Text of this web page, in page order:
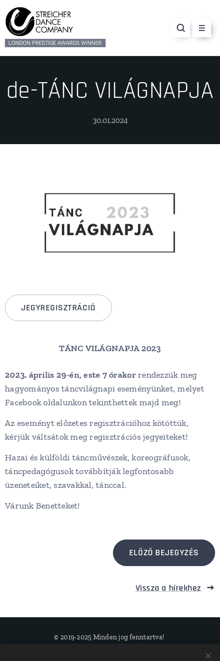
LONDON PRESTIGE AWARDS WINNER
de-TÁNC VILÁGNAPJA
30.01.2024
JEGYREGISZTRÁCIÓ
TÁNC VILÁGNAPJA 2023
2023. április 29-én, este 7 órakorrendezzük meg
hagyományos táncvilágnapi eseményünket, melyet
Facebook oldalunkon tekinthettek majd meg!
Az eseményt előzetes regisztrációhoz kötöttük,
kérjük váltsátok meg regisztrációs jegyeiteket!
Hazai és külföldi táncművészek, koreográfusok,
táncpedagógusok továbbítják legfontosabb
üzeneteiket, szavakkal, tánccal.
Várunk Benetteket!
ELŐZŐ BEJEGYZÉS
Vissza a hírekhez
© 2019-2025 Minden jog fenntartva!